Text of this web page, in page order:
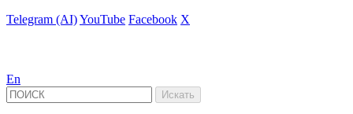
Telegram (AI)YouTube Facebook X
En